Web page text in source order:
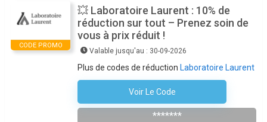
CODE PROMO
💥 Laboratoire Laurent : 10% de
réduction sur tout – Prenez soin de
vous à prix réduit !
Valable jusqu'au : 30-09-2026
Plus de codes de réduction Laboratoire Laurent
Voir Le Code
*******